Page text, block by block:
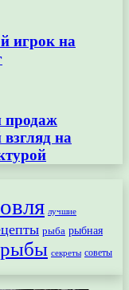
игрок на
продаж
на
лучшие
рыба рыбная
рыбы секреты советы